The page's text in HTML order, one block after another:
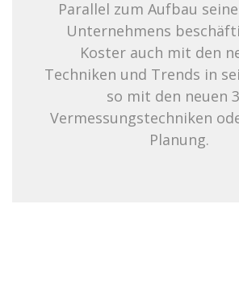
Parallel zum Aufbau
Unternehmens
Koster auch mit den
Techniken und Trends in
so mit den neuen
Vermessungstechniken
Planung.